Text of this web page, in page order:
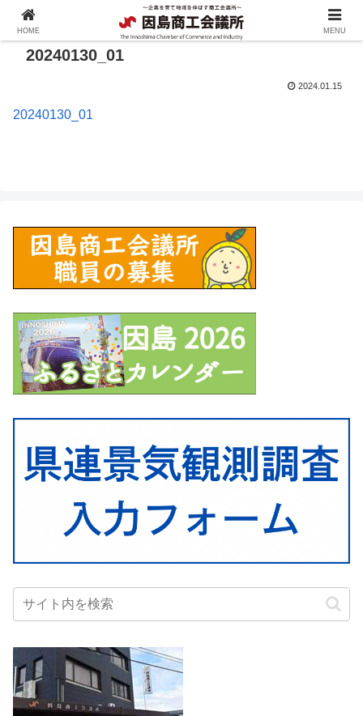
20240130_01
2024.01.15
20240130_01
HOME MENU